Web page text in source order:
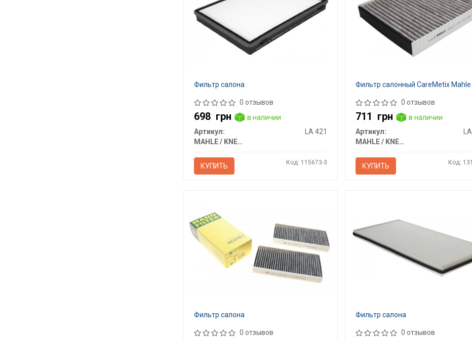
Фильтр салона
0 отзывов
698 грн
в наличии
Артикул:
LA 421
MAHLE / KNECHT
КУПИТЬ Код: 115673-3
Фильтр салонный CareMetix Mahle
0 отзывов
711 грн
в наличии
Артикул:
MAHLE / KNECHT
КУПИТЬ Код:
Фильтр салона
0 отзывов
Фильтр салона
0 отзывов